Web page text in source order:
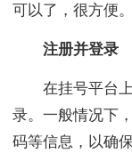
可以了，很方便。
注册并登录
在挂号平台上
录。一般情况下
码等信息，以确